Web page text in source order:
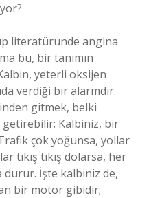
literatüründe angina
bu, bir tanımın
yeterli oksijen
verdiği bir alarmdır.
gitmek, belki
getirebilir: Kalbiniz, bir
çok yoğunsa, yollar
tıkış tıkış dolarsa, her
durur. İşte kalbiniz de,
bir motor gibidir;